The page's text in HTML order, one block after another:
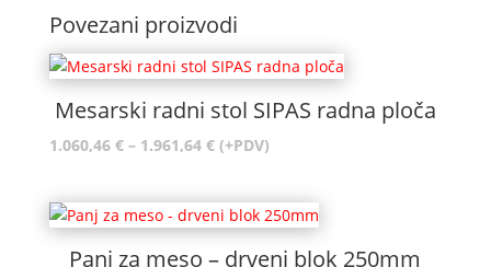
Povezani proizvodi
Mesarski radni stol SIPAS radna ploča
1.060,46 € – 1.961,64 €Raspon
1.060,46 €
(+PDV)
Panj za meso – drveni blok 250mm